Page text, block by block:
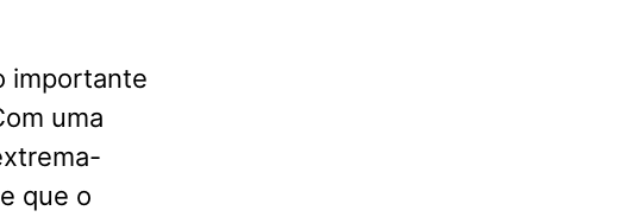
importante
uma
que o